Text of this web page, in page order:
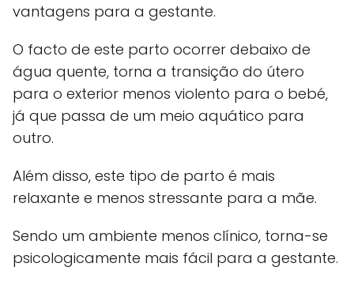
vantagens para a gestante.
O facto de este parto ocorrer debaixo de
água quente, torna a transição do útero
para o exterior menos violento para o bebé,
já que passa de um meio aquático para
outro.
Além disso, este tipo de parto é mais
relaxante e menos stressante para a mãe.
Sendo um ambiente menos clínico, torna-se
psicologicamente mais fácil para a gestante.